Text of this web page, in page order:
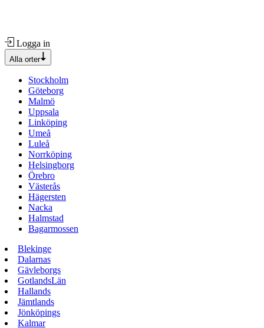
Logga in
Alla orter
Stockholm
Göteborg
Malmö
Uppsala
Linköping
Umeå
Luleå
Norrköping
Helsingborg
Örebro
Västerås
Hägersten
Nacka
Halmstad
Bagarmossen
Blekinge
Dalarnas
Gävleborgs
GotlandsLän
Hallands
Jämtlands
Jönköpings
Kalmar